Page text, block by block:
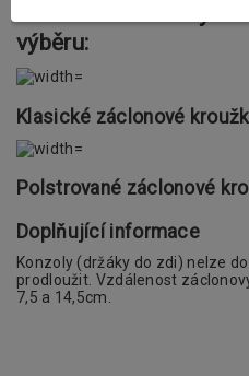
výběru:
Klasické záclonové
Polstrované záclonové
Doplňující informace
Konzoly (držáky do zdi) nelze
prodloužit. Vzdálenost
7,5 a 14,5cm.